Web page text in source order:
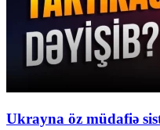
Ukrayna öz müdafiə